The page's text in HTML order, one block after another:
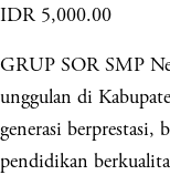
IDR 5,000.00
GRUP SOR SMP
unggulan di
generasi berprestasi,
pendidikan